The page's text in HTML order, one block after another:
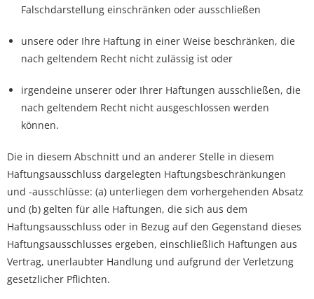
Falschdarstellung einschränken oder ausschließen
unsere oder Ihre Haftung in einer Weise beschränken, die
nach geltendem Recht nicht zulässig ist oder
irgendeine unserer oder Ihrer Haftungen ausschließen, die
nach geltendem Recht nicht ausgeschlossen werden
können.
Die in diesem Abschnitt und an anderer Stelle in diesem
Haftungsausschluss dargelegten Haftungsbeschränkungen
und -ausschlüsse: (a) unterliegen dem vorhergehenden Absatz
und (b) gelten für alle Haftungen, die sich aus dem
Haftungsausschluss oder in Bezug auf den Gegenstand dieses
Haftungsausschlusses ergeben, einschließlich Haftungen aus
Vertrag, unerlaubter Handlung und aufgrund der Verletzung
gesetzlicher Pflichten.